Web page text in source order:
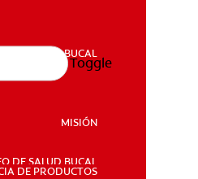
SALUD BUCAL
SALUD BUCAL
MISIÓN
DE SALUD BUCAL
DE PRODUCTOS
Toggle
de la